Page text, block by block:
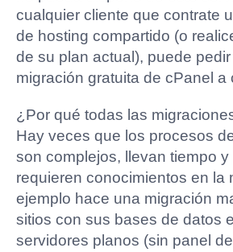
cualquier cliente que contrate
de hosting compartido (o
de su plan actual), puede
migración gratuita de cPanel a
¿Por qué todas las
Hay veces que los procesos
son complejos, llevan tiempo
requieren conocimientos en la
ejemplo hace una migración
sitios con sus bases de datos
servidores planos (sin panel